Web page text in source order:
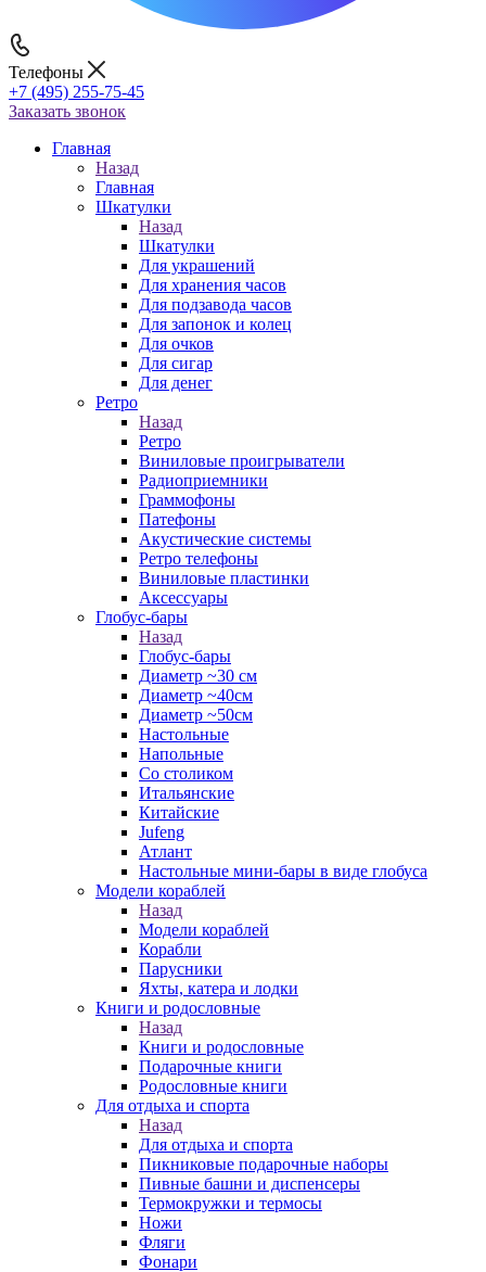
Телефоны
+7 (495) 255-75-45
Заказать звонок
Главная
Назад
Главная
Шкатулки
Назад
Шкатулки
Для украшений
Для хранения часов
Для подзавода часов
Для запонок и колец
Для очков
Для сигар
Для денег
Ретро
Назад
Ретро
Виниловые проигрыватели
Радиоприемники
Граммофоны
Патефоны
Акустические системы
Ретро телефоны
Виниловые пластинки
Аксессуары
Глобус-бары
Назад
Глобус-бары
Диаметр ~30 см
Диаметр ~40см
Диаметр ~50см
Настольные
Напольные
Со столиком
Итальянские
Китайские
Jufeng
Атлант
Настольные мини-бары в виде глобуса
Модели кораблей
Назад
Модели кораблей
Корабли
Парусники
Яхты, катера и лодки
Книги и родословные
Назад
Книги и родословные
Подарочные книги
Родословные книги
Для отдыха и спорта
Назад
Для отдыха и спорта
Пикниковые подарочные наборы
Пивные башни и диспенсеры
Термокружки и термосы
Ножи
Фляги
Фонари